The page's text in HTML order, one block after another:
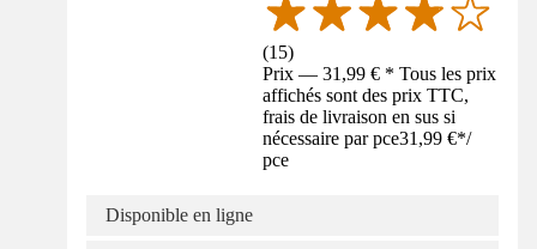
(15)
Prix — 31,99 € * Tous les prix
affichés sont des prix TTC,
frais de livraison en sus si
nécessaire par pce31,99 €*/
pce
Disponible en ligne